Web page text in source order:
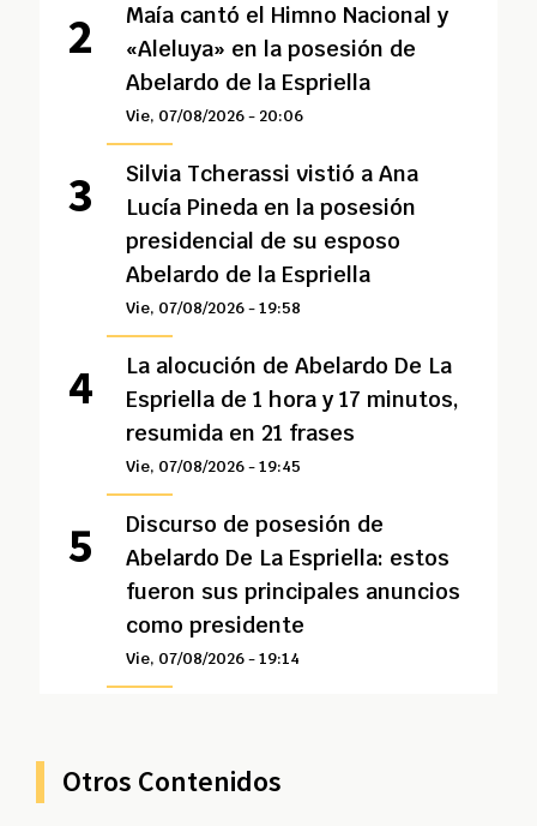
Maía cantó el Himno Nacional y
«Aleluya» en la posesión de
Abelardo de la Espriella
Vie, 07/08/2026 - 20:06
Silvia Tcherassi vistió a Ana
Lucía Pineda en la posesión
presidencial de su esposo
Abelardo de la Espriella
Vie, 07/08/2026 - 19:58
La alocución de Abelardo De La
Espriella de 1 hora y 17 minutos,
resumida en 21 frases
Vie, 07/08/2026 - 19:45
Discurso de posesión de
Abelardo De La Espriella: estos
fueron sus principales anuncios
como presidente
Vie, 07/08/2026 - 19:14
Otros Contenidos